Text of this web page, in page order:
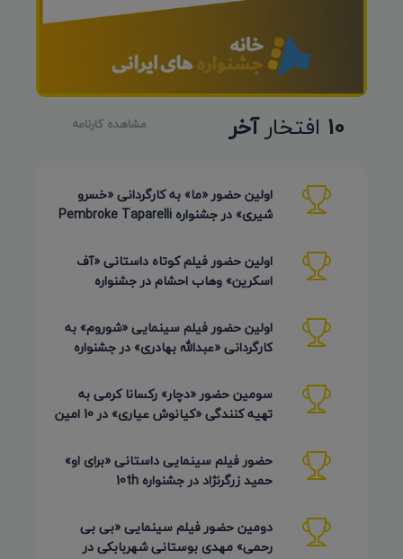
10 افتخارآخر مشاهده کارنامه
اولین حضور «ما» به کارگردانی «خسرو
شیری» در جشنواره Pembroke Taparelli
اولین حضور فیلم کوتاه داستانی «آف
اسکرین» وهاب احشام در جشنواره
اولین حضور فیلم سینمایی «شوروم» به
کارگردانی «عبدالله بهادری» در جشنواره
سومین حضور «دچار» رکسانا کرمی به
تهیه کنندگی «کیانوش عیاری» در 10 امین
حضور فیلم سینمایی داستانی «برای او»
حمید زرگرنژاد در جشنواره 10th
دومین حضور فیلم سینمایی «بی بی
رحمی» مهدی بوستانی شهربابکی در